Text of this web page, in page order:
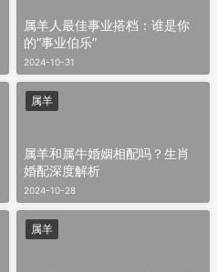
属羊人最佳事业搭档：谁是你
的“事业伯乐”
2024-10-31
属羊和属牛婚姻相配吗？生肖
婚配深度解析
2024-10-28
属羊
属羊